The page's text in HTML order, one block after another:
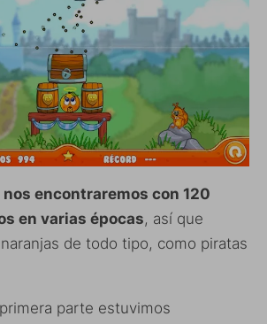
nos encontraremos con 120
en varias épocas, así que
de todo tipo, como piratas
parte estuvimos